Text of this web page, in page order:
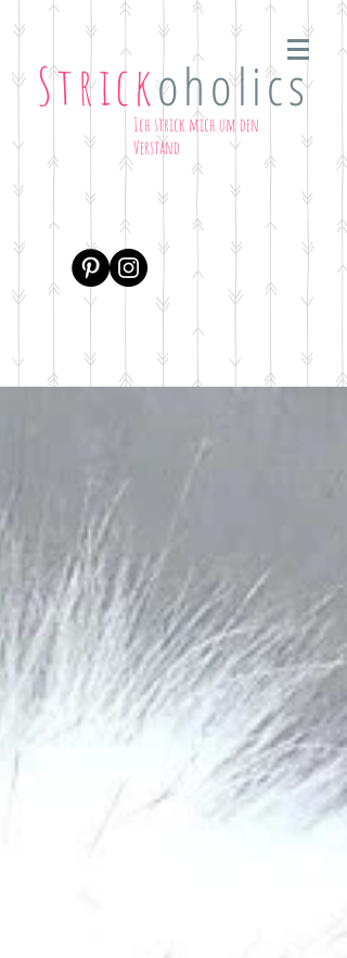
Strickoholics
Ich strick mich um den
Verstand